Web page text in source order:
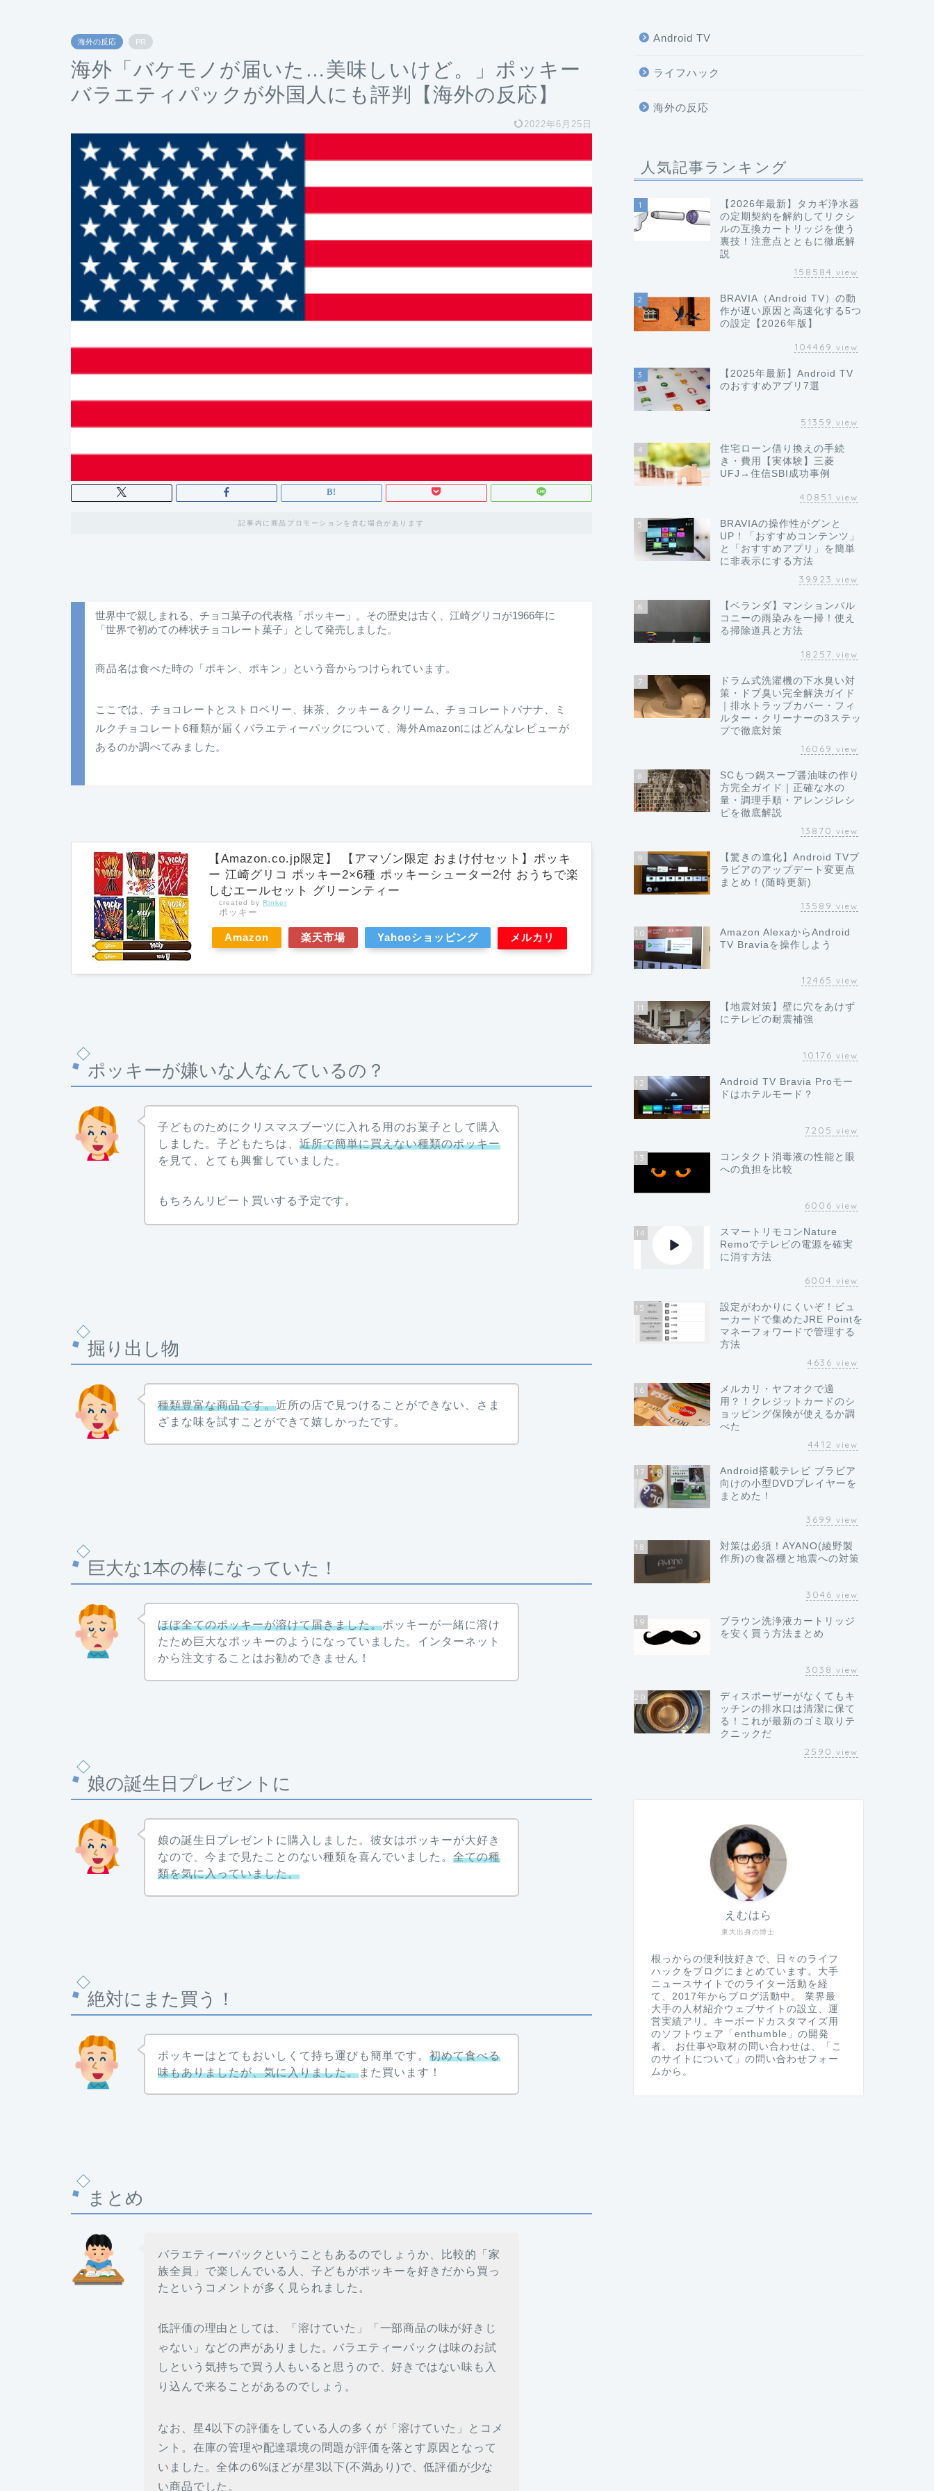
海外の反応 PR
海外「バケモノが届いた…美味しいけど。」ポッキー
バラエティパックが外国人にも評判【海外の反応】
2022年6月25日
記事内に商品プロモーションを含む場合があります
世界中で親しまれる、チョコ菓子の代表格「ポッキー」。その歴史は古く、江崎グリコが1966年に
「世界で初めての棒状チョコレート菓子」として発売しました。
商品名は食べた時の「ポキン、ポキン」という音からつけられています。
ここでは、チョコレートとストロベリー、抹茶、クッキー＆クリーム、チョコレートバナナ、ミ
ルクチョコレート6種類が届くバラエティーパックについて、海外Amazonにはどんなレビューが
あるのか調べてみました。
【Amazon.co.jp限定】 【アマゾン限定 おまけ付セット】ポッキ
ー 江崎グリコ ポッキー2×6種 ポッキーシューター2付 おうちで楽
しむエールセット グリーンティー
created by Rinker
ポッキー
Amazon 楽天市場 Yahooショッピング メルカリ
ポッキーが嫌いな人なんているの？
子どものためにクリスマスブーツに入れる用のお菓子として購入
しました。子どもたちは、近所で簡単に買えない種類のポッキー
を見て、とても興奮していました。
もちろんリピート買いする予定です。
掘り出し物
種類豊富な商品です。近所の店で見つけることができない、さま
ざまな味を試すことができて嬉しかったです。
巨大な1本の棒になっていた！
ほぼ全てのポッキーが溶けて届きました。ポッキーが一緒に溶け
たため巨大なポッキーのようになっていました。インターネット
から注文することはお勧めできません！
娘の誕生日プレゼントに
娘の誕生日プレゼントに購入しました。彼女はポッキーが大好き
なので、今まで見たことのない種類を喜んでいました。全ての種
類を気に入っていました。
絶対にまた買う！
ポッキーはとてもおいしくて持ち運びも簡単です。初めて食べる
味もありましたが、気に入りました。また買います！
まとめ
バラエティーパックということもあるのでしょうか、比較的「家
族全員」で楽しんでいる人、子どもがポッキーを好きだから買っ
たというコメントが多く見られました。
低評価の理由としては、「溶けていた」「一部商品の味が好きじ
ゃない」などの声がありました。バラエティーパックは味のお試
しという気持ちで買う人もいると思うので、好きではない味も入
り込んで来ることがあるのでしょう。
なお、星4以下の評価をしている人の多くが「溶けていた」とコメ
ント。在庫の管理や配達環境の問題が評価を落とす原因となって
いました。全体の6%ほどが星3以下(不満あり)で、低評価が少な
い商品でした。
Android TV
ライフハック
海外の反応
人気記事ランキング
1
【2026年最新】タカギ浄水器
の定期契約を解約してリクシ
ルの互換カートリッジを使う
裏技！注意点とともに徹底解
説
158584 view
2
BRAVIA（Android TV）の動
作が遅い原因と高速化する5つ
の設定【2026年版】
104469 view
3
【2025年最新】Android TV
のおすすめアプリ7選
51359 view
4
住宅ローン借り換えの手続
き・費用【実体験】三菱
UFJ→住信SBI成功事例
40851 view
5
BRAVIAの操作性がグンと
UP！「おすすめコンテンツ」
と「おすすめアプリ」を簡単
に非表示にする方法
39923 view
6
【ベランダ】マンションバル
コニーの雨染みを一掃！使え
る掃除道具と方法
18257 view
7
ドラム式洗濯機の下水臭い対
策・ドブ臭い完全解決ガイド
｜排水トラップカバー・フィ
ルター・クリーナーの3ステッ
プで徹底対策
16069 view
8
SCもつ鍋スープ醤油味の作り
方完全ガイド｜正確な水の
量・調理手順・アレンジレシ
ピを徹底解説
13870 view
9
【驚きの進化】Android TVブ
ラビアのアップデート変更点
まとめ！(随時更新)
13589 view
10
Amazon AlexaからAndroid
TV Braviaを操作しよう
12465 view
11
【地震対策】壁に穴をあけず
にテレビの耐震補強
10176 view
12
Android TV Bravia Proモー
ドはホテルモード？
7205 view
13
コンタクト消毒液の性能と眼
への負担を比較
6006 view
14
スマートリモコンNature
Remoでテレビの電源を確実
に消す方法
6004 view
15
設定がわかりにくいぞ！ビュ
ーカードで集めたJRE Pointを
マネーフォワードで管理する
方法
4636 view
16
メルカリ・ヤフオクで適
用？！クレジットカードのシ
ョッピング保険が使えるか調
べた
4412 view
17
Android搭載テレビ ブラビア
向けの小型DVDプレイヤーを
まとめた！
3699 view
18
対策は必須！AYANO(綾野製
作所)の食器棚と地震への対策
3046 view
19
ブラウン洗浄液カートリッジ
を安く買う方法まとめ
3038 view
20
ディスポーザーがなくてもキ
ッチンの排水口は清潔に保て
る！これが最新のゴミ取りテ
クニックだ
2590 view
東大出身の博士
えむはら
根っからの便利技好きで、日々のライフ
ハックをブログにまとめています。大手
ニュースサイトでのライター活動を経
て、2017年からブログ活動中。 業界最
大手の人材紹介ウェブサイトの設立、運
営実績アリ。キーボードカスタマイズ用
のソフトウェア「enthumble」の開発
者。 お仕事や取材の問い合わせは、「こ
のサイトについて」の問い合わせフォー
ムから。